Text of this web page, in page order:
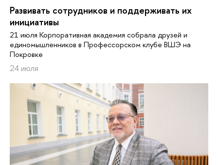
Развивать сотрудников и поддерживать их
инициативы
21 июля Корпоративная академия собрала друзей и
единомышленников в Профессорском клубе ВШЭ на
Покровке
24 июля